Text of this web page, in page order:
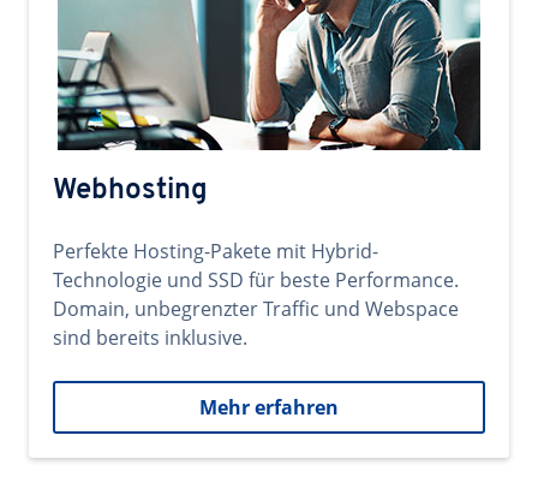
Webhosting
Perfekte Hosting-Pakete mit Hybrid-
Technologie und SSD für beste Performance.
Domain, unbegrenzter Traffic und Webspace
sind bereits inklusive.
Mehr erfahren